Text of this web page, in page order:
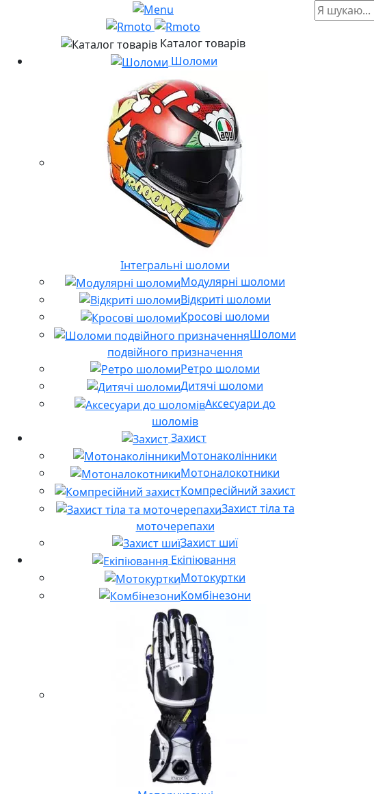
Каталог товарів
Шоломи
Інтегральні шоломи
Модулярні шоломи
Відкриті шоломи
Кросові шоломи
Шоломи
подвійного призначення
Ретро шоломи
Дитячі шоломи
Аксесуари до
шоломів
Захист
Мотонаколінники
Мотоналокотники
Компресійний захист
Захист тіла та
моточерепахи
Захист шиї
Екіпіювання
Мотокуртки
Комбінезони